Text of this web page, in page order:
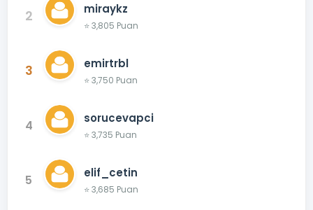
2 miraykz
⭐ 3,805 Puan
3 emirtrbl
⭐ 3,750 Puan
4 sorucevapci
⭐ 3,735 Puan
5 elif_cetin
⭐ 3,685 Puan